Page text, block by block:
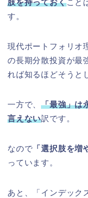
肢を持っておくこと
す。
現代ポートフォリオ
の長期分散投資が最
れば知るほどそうと
一方で、「最強」は
言えない訳です。
なので 「選択肢を増
っています。
あと、「インデック